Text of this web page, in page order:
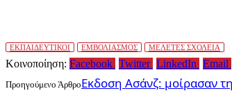
ΕΚΠΑΙΔΕΥΤΙΚΟΙ ΕΜΒΟΛΙΑΣΜΟΣ ΜΕΛΕΤΕΣ ΣΧΟΛΕΙΑ
Κοινοποίηση: Facebook Twitter LinkedIn Email
Προηγούμενο ΆρθροΕκδοση Ασάνζ: μοίρασαν